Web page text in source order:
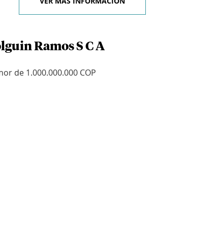
Ramos S C A
de 1.000.000.000 COP